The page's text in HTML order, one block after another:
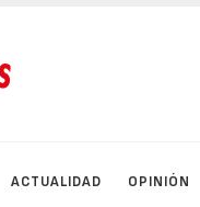
ACTUALIDAD OPINIÓN